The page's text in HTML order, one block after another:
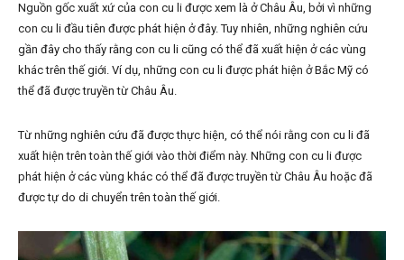
Nguồn gốc xuất xứ của con cu li được xem là ở Châu Âu, bởi vì những
con cu li đầu tiên được phát hiện ở đây. Tuy nhiên, những nghiên cứu
gần đây cho thấy rằng con cu li cũng có thể đã xuất hiện ở các vùng
khác trên thế giới. Ví dụ, những con cu li được phát hiện ở Bắc Mỹ có
thể đã được truyền từ Châu Âu.
Từ những nghiên cứu đã được thực hiện, có thể nói rằng con cu li đã
xuất hiện trên toàn thế giới vào thời điểm này. Những con cu li được
phát hiện ở các vùng khác có thể đã được truyền từ Châu Âu hoặc đã
được tự do di chuyển trên toàn thế giới.